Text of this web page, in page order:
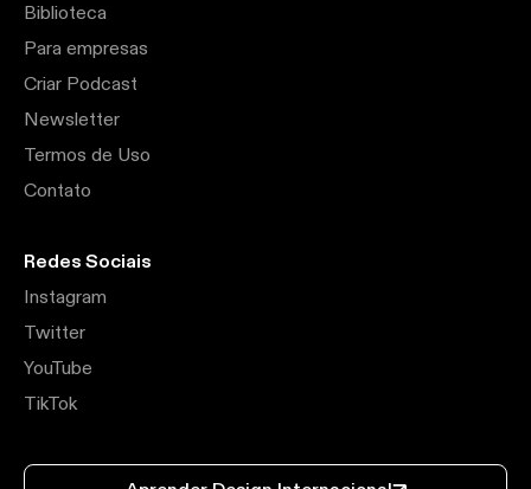
Biblioteca
Para empresas
Criar Podcast
Newsletter
Termos de Uso
Contato
Redes Sociais
Instagram
Twitter
YouTube
TikTok